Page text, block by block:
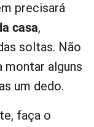
precisará
casa,
soltas. Não
montar alguns
um dedo.
faça o